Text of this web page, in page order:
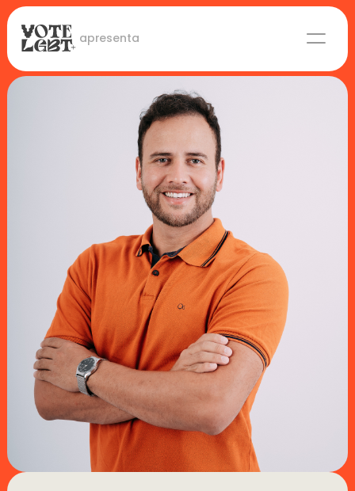
apresenta
Candidaturas
Lideranças eleitas